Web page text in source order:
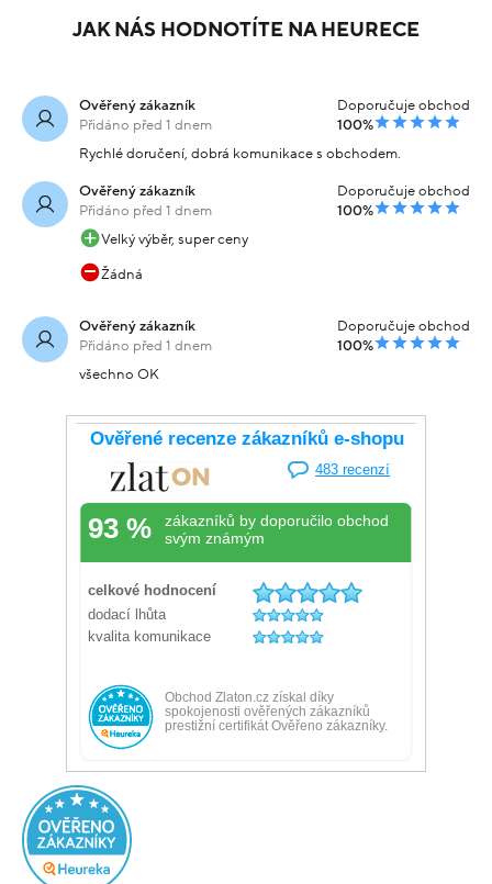
JAK NÁS HODNOTÍTE NA HEURECE
Ověřený zákazník
Přidáno před 1 dnem
Doporučuje obchod
100%
Rychlé doručení, dobrá komunikace s obchodem.
Ověřený zákazník
Přidáno před 1 dnem
Doporučuje obchod
100%
Velký výběr, super ceny
Žádná
Ověřený zákazník
Přidáno před 1 dnem
Doporučuje obchod
100%
všechno OK